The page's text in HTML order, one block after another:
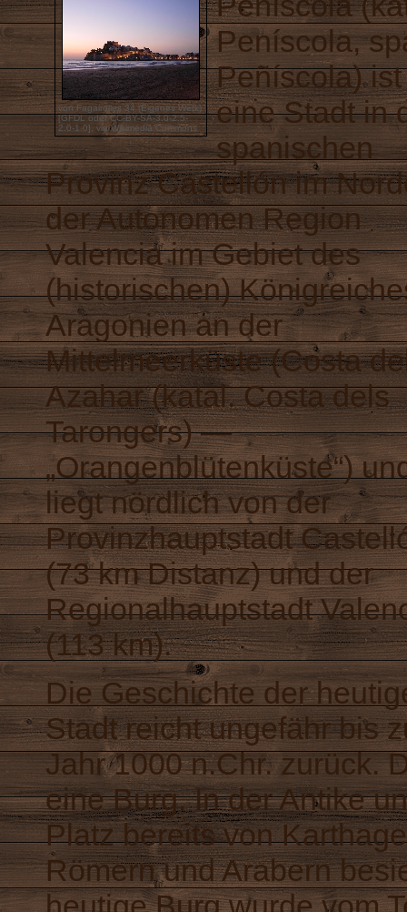
von Fagairolles 34 (Eigenes Werk)
[GFDLoderCC-BY-SA-3.0-2.5-
2.0-1.0], via Wikimedia Commons
Peníscola,
Peñíscola) ist
eine Stadt in
spanischen
Provinz Castellón im
der Autonomen Region
Valencia im Gebiet des
(historischen)
Aragonien an der
Mittelmeerküste (Costa
Azahar (katal. Costa dels
Tarongers) —
„Orangenblütenküste“)
liegt nördlich von der
Provinzhauptstadt
(73 km Distanz) und der
Regionalhauptstadt
(113 km).
Die Geschichte der
Stadt reicht ungefähr bis
Jahr 1000 n.Chr. zurück.
eine Burg. In der Antike
Platz bereits von
Römern und Arabern